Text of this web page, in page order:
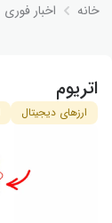
خانه اخبار فوری
اتریوم
ارزهای دیجیتال